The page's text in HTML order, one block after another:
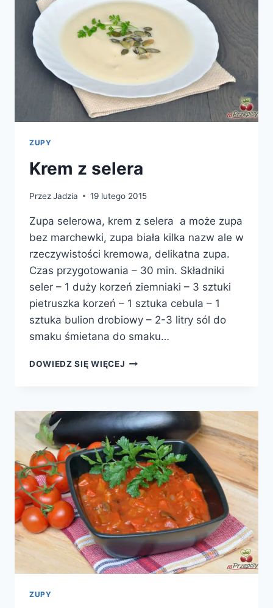
ZUPY
Krem z selera
PrzezJadzia 19 lutego 2015
Zupa selerowa, krem z selera a może zupa
bez marchewki, zupa biała kilka nazw ale w
rzeczywistości kremowa, delikatna zupa.
Czas przygotowania – 30 min. Składniki
seler – 1 duży korzeń ziemniaki – 3 sztuki
pietruszka korzeń – 1 sztuka cebula – 1
sztuka bulion drobiowy – 2-3 litry sól do
smaku śmietana do smaku…
DOWIEDZ SIĘ WIĘCEJ KREM
ZUPY